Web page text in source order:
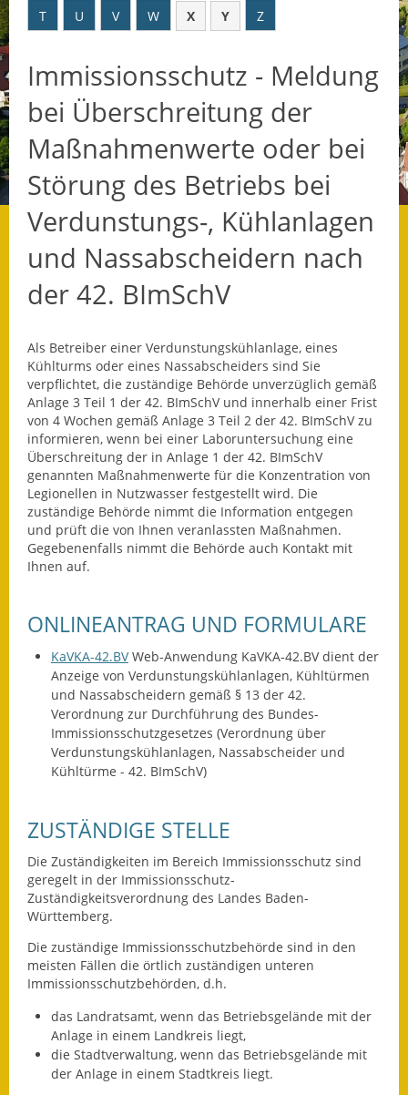
Datenschutz
Datenschutz im
Steueramt
Gebärdensprache
Geschichte und
Gegenwart
Was die Alten noch
wussten!
Wagner-Werkstatt
Lärmaktionsplan
Leichte Sprache
Infos in Leichter Sprache
Mitteilungsblatt
Nachhaltigkeitsbericht
Schadensmeldung
Straßenbau
Landesstraße
Kreisstraße
Buslinie 168
Zahlen und Fakten
Rathaus
Bauhof Notzingen
Behördenadressen
T
U V W X Y Z
Immissionsschutz - Meldung
bei Überschreitung der
Maßnahmenwerte oder bei
Störung des Betriebs bei
Verdunstungs-, Kühlanlagen
und Nassabscheidern nach
der 42. BImSchV
Als Betreiber einer Verdunstungskühlanlage, eines
Kühlturms oder eines Nassabscheiders sind Sie
verpflichtet, die zuständige Behörde unverzüglich gemäß
Anlage 3 Teil 1 der 42. BImSchV und innerhalb einer Frist
von 4 Wochen gemäß Anlage 3 Teil 2 der 42. BImSchV zu
informieren, wenn bei einer Laboruntersuchung eine
Überschreitung der in Anlage 1 der 42. BImSchV
genannten Maßnahmenwerte für die Konzentration von
Legionellen in Nutzwasser festgestellt wird. Die
zuständige Behörde nimmt die Information entgegen
und prüft die von Ihnen veranlassten Maßnahmen.
Gegebenenfalls nimmt die Behörde auch Kontakt mit
Ihnen auf.
ONLINEANTRAG UND FORMULARE
KaVKA-42.BV Web-Anwendung KaVKA-42.BV dient der
Anzeige von Verdunstungskühlanlagen, Kühltürmen
und Nassabscheidern gemäß § 13 der 42.
Verordnung zur Durchführung des Bundes-
Immissionsschutzgesetzes (Verordnung über
Verdunstungskühlanlagen, Nassabscheider und
Kühltürme - 42. BImSchV)
ZUSTÄNDIGE STELLE
Die Zuständigkeiten im Bereich Immissionsschutz sind
geregelt in der Immissionsschutz-
Zuständigkeitsverordnung des Landes Baden-
Württemberg.
Die zuständige Immissionsschutzbehörde sind in den
meisten Fällen die örtlich zuständigen unteren
Immissionsschutzbehörden, d.h.
das Landratsamt, wenn das Betriebsgelände mit der
Anlage in einem Landkreis liegt,
die Stadtverwaltung, wenn das Betriebsgelände mit
der Anlage in einem Stadtkreis liegt.